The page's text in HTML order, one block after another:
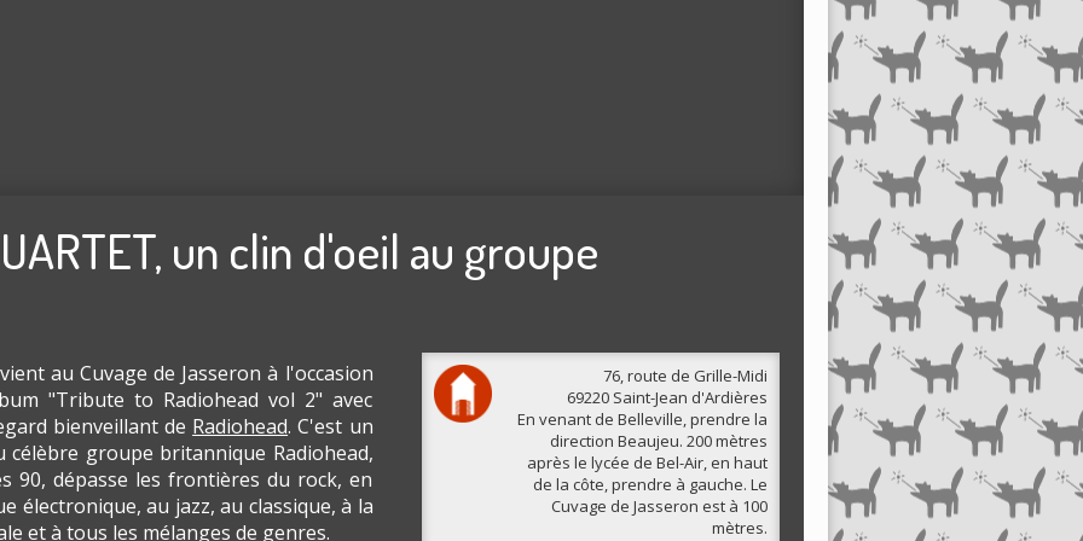
un clin d'oeil au groupe
76, route de Grille-Midi
69220 Saint-Jean d'Ardières
En venant de Belleville, prendre la
direction Beaujeu. 200 mètres
après le lycée de Bel-Air, en haut
de la côte, prendre à gauche. Le
Cuvage de Jasseron est à 100
mètres.
au Cuvage de Jasseron à l'occasion
"Tribute to Radiohead vol 2" avec
bienveillant de Radiohead. C'est un
célèbre groupe britannique Radiohead,
90, dépasse les frontières du rock, en
électronique, au jazz, au classique, à la
et à tous les mélanges de genres.